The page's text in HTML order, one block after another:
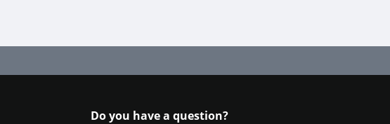
Do you have a question?